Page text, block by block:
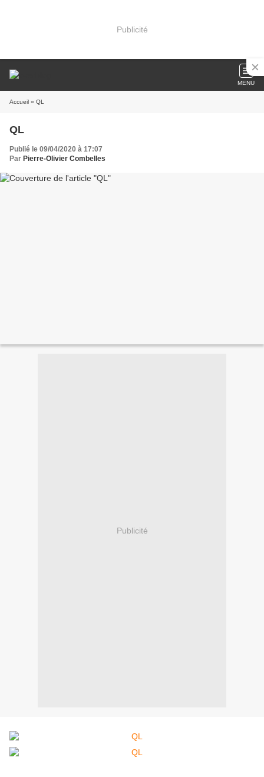
Publicité
MENU
Accueil » QL
QL
Publié le 09/04/2020 à 17:07
Par Pierre-Olivier Combelles
Publicité